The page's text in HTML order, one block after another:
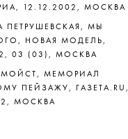
12.12.2002, МОСКВА
МЫ
НОВАЯ МОДЕЛЬ,
03 (03), МОСКВА
МЕМОРИАЛ
ПЕЙЗАЖУ, ГАЗЕТА.RU,
МОСКВА